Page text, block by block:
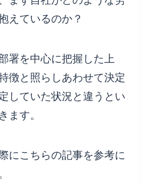
えているのか？
署を中心に把握した上
徴と照らしあわせて決定
していた状況と違うとい
ます。
にこちらの記事を参考に